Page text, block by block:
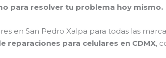
para resolver tu problema hoy mismo.
en San Pedro Xalpa para todas las
reparaciones para celulares en CDMX,